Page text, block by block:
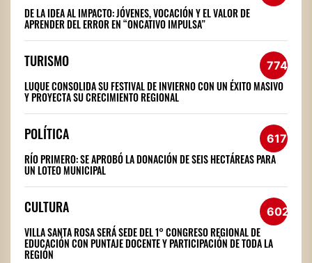
DE LA IDEA AL IMPACTO: JÓVENES, VOCACIÓN Y EL VALOR DE
APRENDER DEL ERROR EN “ONCATIVO IMPULSA”
TURISMO 774
LUQUE CONSOLIDA SU FESTIVAL DE INVIERNO CON UN ÉXITO MASIVO
Y PROYECTA SU CRECIMIENTO REGIONAL
POLÍTICA 617
RÍO PRIMERO: SE APROBÓ LA DONACIÓN DE SEIS HECTÁREAS PARA
UN LOTEO MUNICIPAL
CULTURA 602
VILLA SANTA ROSA SERÁ SEDE DEL 1° CONGRESO REGIONAL DE
EDUCACIÓN CON PUNTAJE DOCENTE Y PARTICIPACIÓN DE TODA LA
REGIÓN